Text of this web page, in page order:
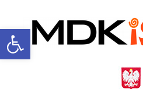
Open toolbar